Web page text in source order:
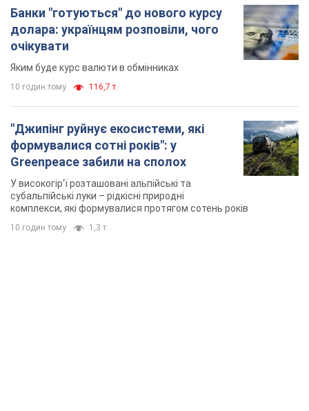
формувалися сотні років": у
Greenpeace забили на сполох
У високогір'ї розташовані альпійські та
комплекси, які формувалися протягом сотень років
10 годин тому 1,3 т.